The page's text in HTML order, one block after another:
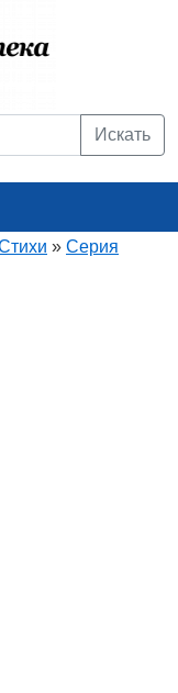
Искать
» Серия